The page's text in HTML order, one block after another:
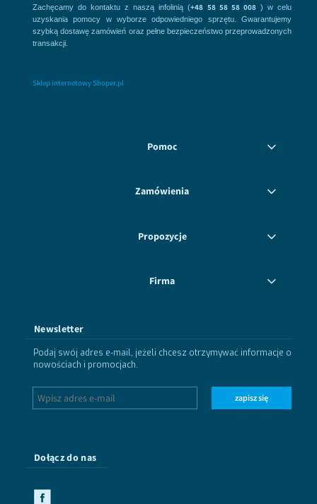
Zachęcamy do kontaktu z naszą infolinią (+48 58 58 58 008) w celu
uzyskania pomocy w wyborze odpowiedniego sprzętu. Gwarantujemy
szybką dostawę zamówień oraz pełne bezpieczeństwo przeprowadzonych
transakcji.
Sklep internetowy Shoper.pl
Pomoc
Zamówienia
Propozycje
Firma
Newsletter
Podaj swój adres e-mail, jeżeli chcesz otrzymywać informacje o
nowościach i promocjach.
zapisz się
Dołącz do nas